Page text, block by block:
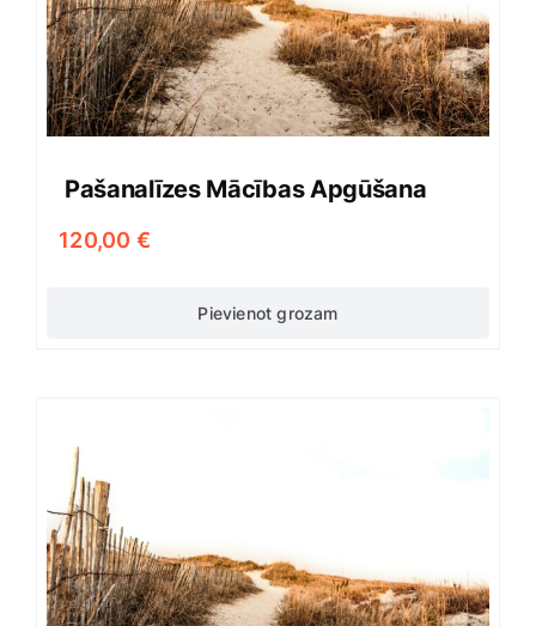
Pašanalīzes Mācības Apgūšana
120,00 €
Pievienot grozam